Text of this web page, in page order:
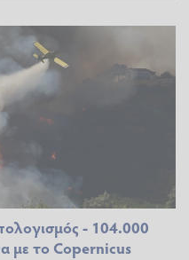
- 104.000
με το Copernicus